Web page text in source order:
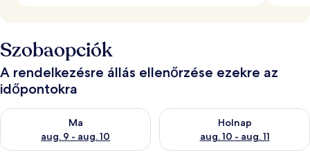
Szobaopciók
A rendelkezésre állás ellenőrzése ezekre az
időpontokra
Ma
aug. 9 - aug. 10
A ma esti rendelkezésre állás ellenőrzése: aug. 9 - aug. 10
Holnap
aug. 10 - aug. 11
A holnapi rendelkezésre állás